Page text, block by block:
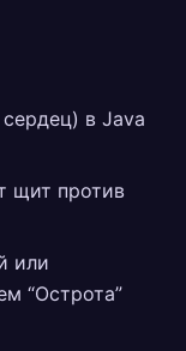
в Java
щит против
или
“Острота”